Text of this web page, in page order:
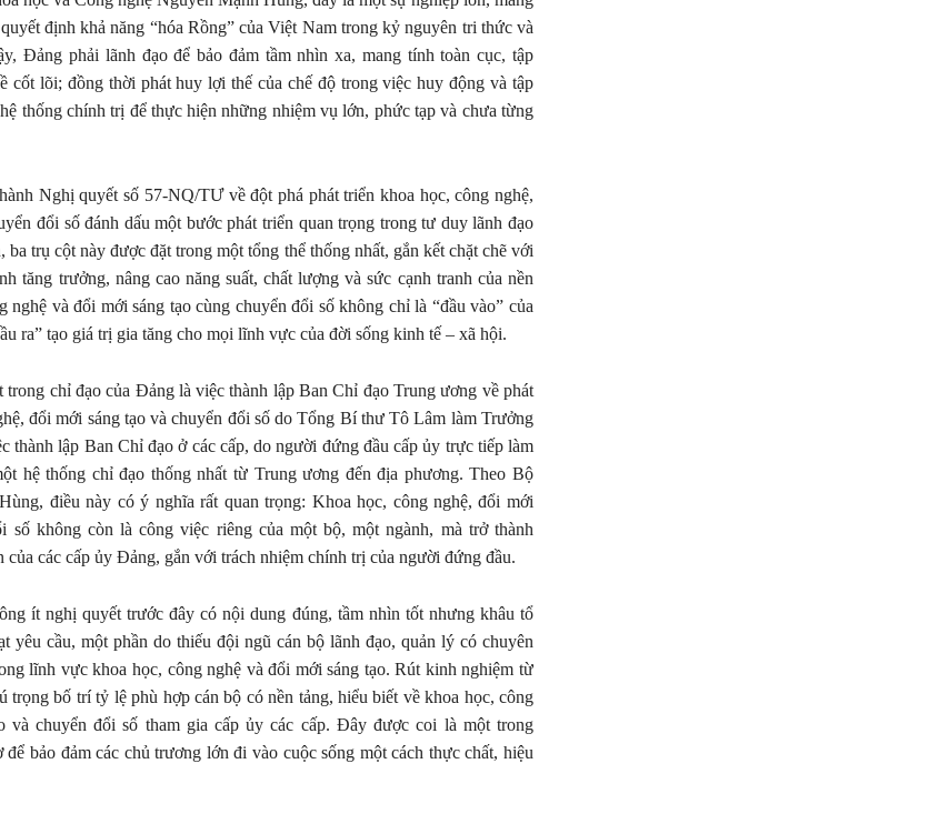
định khả năng “hóa Rồng” của Việt Nam trong kỷ nguyên tri thức và
Đảng phải lãnh đạo để bảo đảm tầm nhìn xa, mang tính toàn cục, tập
cốt lõi; đồng thời phát huy lợi thế của chế độ trong việc huy động và tập
thống chính trị để thực hiện những nhiệm vụ lớn, phức tạp và chưa từng
Nghị quyết số 57-NQ/TƯ về đột phá phát triển khoa học, công nghệ,
đổi số đánh dấu một bước phát triển quan trọng trong tư duy lãnh đạo
ba trụ cột này được đặt trong một tổng thể thống nhất, gắn kết chặt chẽ với
tăng trưởng, nâng cao năng suất, chất lượng và sức cạnh tranh của nền
nghệ và đổi mới sáng tạo cùng chuyển đổi số không chỉ là “đầu vào” của
ra” tạo giá trị gia tăng cho mọi lĩnh vực của đời sống kinh tế – xã hội.
trong chỉ đạo của Đảng là việc thành lập Ban Chỉ đạo Trung ương về phát
đổi mới sáng tạo và chuyển đổi số do Tổng Bí thư Tô Lâm làm Trưởng
thành lập Ban Chỉ đạo ở các cấp, do người đứng đầu cấp ủy trực tiếp làm
hệ thống chỉ đạo thống nhất từ Trung ương đến địa phương. Theo Bộ
điều này có ý nghĩa rất quan trọng: Khoa học, công nghệ, đổi mới
số không còn là công việc riêng của một bộ, một ngành, mà trở thành
của các cấp ủy Đảng, gắn với trách nhiệm chính trị của người đứng đầu.
ít nghị quyết trước đây có nội dung đúng, tầm nhìn tốt nhưng khâu tổ
yêu cầu, một phần do thiếu đội ngũ cán bộ lãnh đạo, quản lý có chuyên
lĩnh vực khoa học, công nghệ và đổi mới sáng tạo. Rút kinh nghiệm từ
trọng bố trí tỷ lệ phù hợp cán bộ có nền tảng, hiểu biết về khoa học, công
và chuyển đổi số tham gia cấp ủy các cấp. Đây được coi là một trong
để bảo đảm các chủ trương lớn đi vào cuộc sống một cách thực chất, hiệu